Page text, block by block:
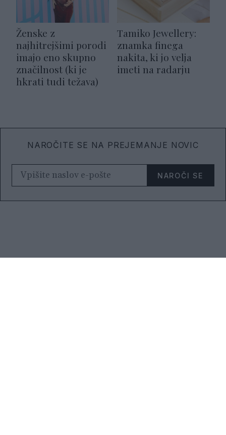
Ženske z
najhitrejšimi porodi
imajo eno skupno
značilnost (ki je
hkrati tudi težava)
Tamiko Jewellery:
znamka finega
nakita, ki jo velja
imeti na radarju
NAROČITE SE NA PREJEMANJE NOVIC
NAROČI SE